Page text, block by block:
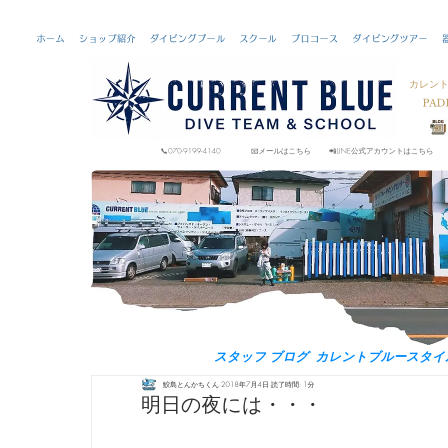
ホーム ショップ紹介 ダイビングプール スクール プロコース ダイビングツアー
カレン
📞070-9199-4140 📧メールはこちら 📲LINE公式アカウントはこちら
スタッフ ブログ カレントブルースタイ
明日の夜には・・・
鮫島とんかちくん 2018年7月4日 読了時間: 1分